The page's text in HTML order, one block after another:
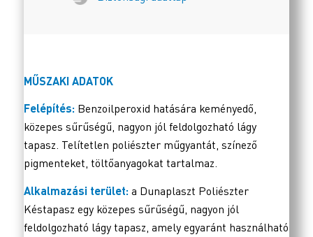
MŰSZAKI ADATOK
Felépítés: Benzoilperoxid hatására keményedő,
közepes sűrűségű, nagyon jól feldolgozható lágy
tapasz. Telítetlen poliészter műgyantát, színező
pigmenteket, töltőanyagokat tartalmaz.
Alkalmazási terület: a Dunaplaszt Poliészter
Késtapasz egy közepes sűrűségű, nagyon jól
feldolgozható lágy tapasz, amely egyaránt használható